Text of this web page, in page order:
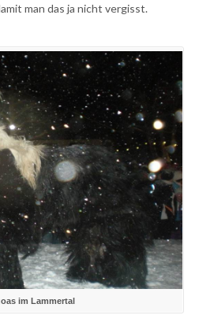
man das ja nicht vergisst.
im Lammertal